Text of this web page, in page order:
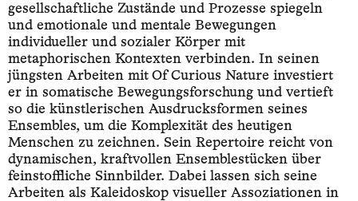
gesellschaftliche Zustände und Prozesse spiegeln
und emotionale und mentale Bewegungen
individueller und sozialer Körper mit
metaphorischen Kontexten verbinden. In seinen
jüngsten Arbeiten mit Of Curious Nature investiert
er in somatische Bewegungsforschung und vertieft
so die künstlerischen Ausdrucksformen seines
Ensembles, um die Komplexität des heutigen
Menschen zu zeichnen. Sein Repertoire reicht von
dynamischen, kraftvollen Ensemblestücken über
feinstoffliche Sinnbilder. Dabei lassen sich seine
Arbeiten als Kaleidoskop visueller Assoziationen in